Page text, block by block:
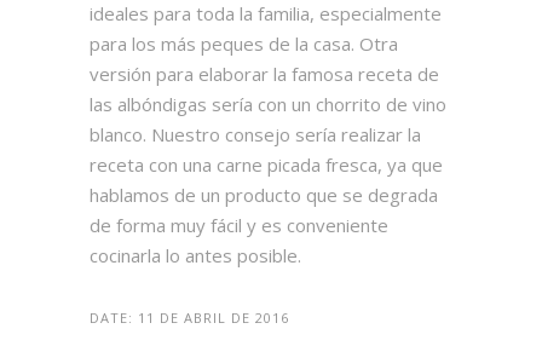
ideales para toda la familia, especialmente
para los más peques de la casa. Otra
versión para elaborar la famosa receta de
las albóndigas sería con un chorrito de vino
blanco. Nuestro consejo sería realizar la
receta con una carne picada fresca, ya que
hablamos de un producto que se degrada
de forma muy fácil y es conveniente
cocinarla lo antes posible.
DATE: 11 DE ABRIL DE 2016